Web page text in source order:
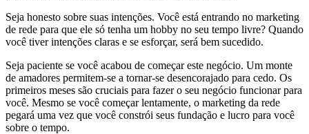
Seja honesto sobre suas intenções. Você está entrando no marketing
de rede para que ele só tenha um hobby no seu tempo livre? Quando
você tiver intenções claras e se esforçar, será bem sucedido.
Seja paciente se você acabou de começar este negócio. Um monte
de amadores permitem-se a tornar-se desencorajado para cedo. Os
primeiros meses são cruciais para fazer o seu negócio funcionar para
você. Mesmo se você começar lentamente, o marketing da rede
pegará uma vez que você constrói seus fundação e lucro para você
sobre o tempo.